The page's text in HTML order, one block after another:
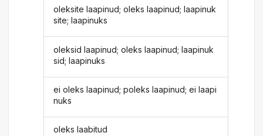
oleksite laapinud; oleks laapinud; laapinuk
site; laapinuks
oleksid laapinud; oleks laapinud; laapinuk
sid; laapinuks
ei oleks laapinud; poleks laapinud; ei laapi
nuks
oleks laabitud